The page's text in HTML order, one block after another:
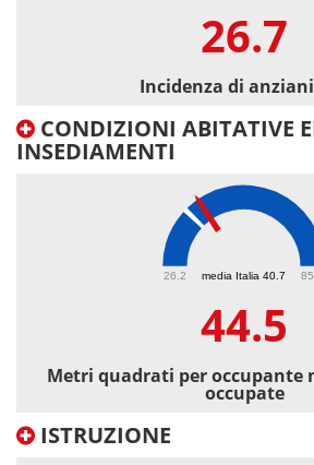
26.7
Incidenza di
CONDIZIONI ABITATIVE
INSEDIAMENTI
media Italia 40.7
26.2
44.5
Metri quadrati per occupante
occupate
ISTRUZIONE